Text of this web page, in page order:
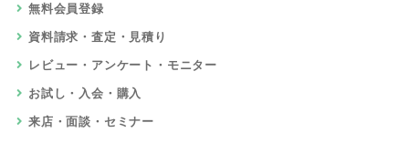
無料会員登録
資料請求・査定・見積り
レビュー・アンケート・モニター
お試し・入会・購入
来店・面談・セミナー